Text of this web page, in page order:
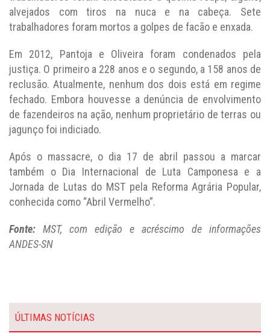
alvejados com tiros na nuca e na cabeça. Sete
trabalhadores foram mortos a golpes de facão e enxada.
Em 2012, Pantoja e Oliveira foram condenados pela
justiça. O primeiro a 228 anos e o segundo, a 158 anos de
reclusão. Atualmente, nenhum dos dois está em regime
fechado. Embora houvesse a denúncia de envolvimento
de fazendeiros na ação, nenhum proprietário de terras ou
jagunço foi indiciado.
Após o massacre, o dia 17 de abril passou a marcar
também o Dia Internacional de Luta Camponesa e a
Jornada de Lutas do MST pela Reforma Agrária Popular,
conhecida como “Abril Vermelho”.
Fonte: MST, com edição e acréscimo de informações
ANDES-SN
ÚLTIMAS NOTÍCIAS